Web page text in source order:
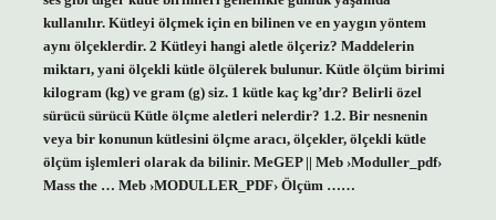
kullanılır. Kütleyi ölçmek için en bilinen ve en yaygın yöntem
aynı ölçeklerdir. 2 Kütleyi hangi aletle ölçeriz? Maddelerin
miktarı, yani ölçekli kütle ölçülerek bulunur. Kütle ölçüm birimi
kilogram (kg) ve gram (g) siz. 1 kütle kaç kg’dır? Belirli özel
sürücü sürücü Kütle ölçme aletleri nelerdir? 1.2. Bir nesnenin
veya bir konunun kütlesini ölçme aracı, ölçekler, ölçekli kütle
ölçüm işlemleri olarak da bilinir. MeGEP || Meb ›Moduller_pdf›
Mass the … Meb ›MODULLER_PDF› Ölçüm ……